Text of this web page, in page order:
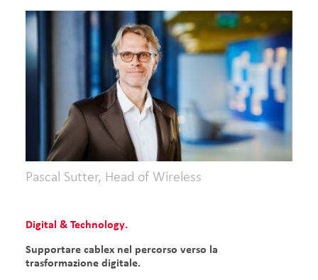
Pascal Sutter, Head of Wireless
Digital & Technology.
Supportare cablex nel percorso verso la
trasformazione digitale.